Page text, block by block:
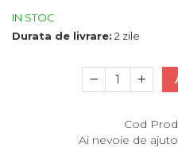
IN STOC
Durata de livrare: 2 zile
Cod
Ai nevoie de